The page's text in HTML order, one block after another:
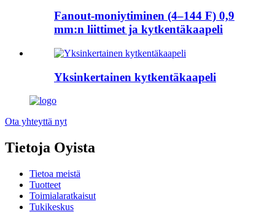
Fanout-moniytiminen (4–144 F) 0,9
mm:n liittimet ja kytkentäkaapeli
Yksinkertainen kytkentäkaapeli
Ota yhteyttä nyt
Tietoja Oyista
Tietoa meistä
Tuotteet
Toimialaratkaisut
Tukikeskus